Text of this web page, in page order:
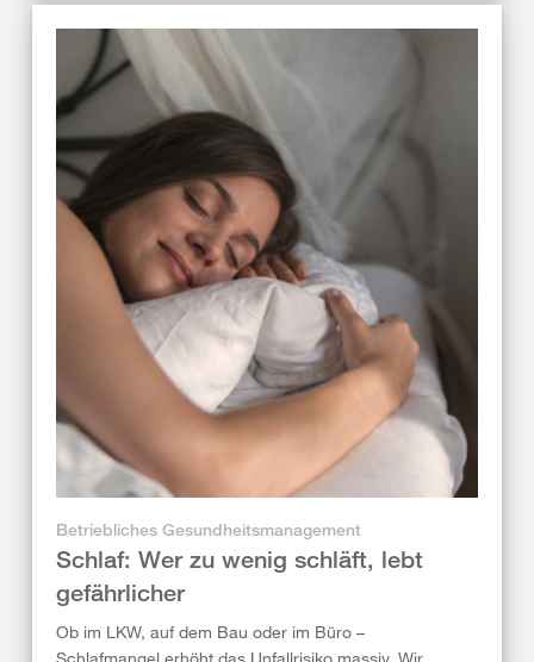
Betriebliches Gesundheitsmanagement
Schlaf: Wer zu wenig schläft, lebt
gefährlicher
Ob im LKW, auf dem Bau oder im Büro –
Schlafmangel erhöht das Unfallrisiko massiv. Wir